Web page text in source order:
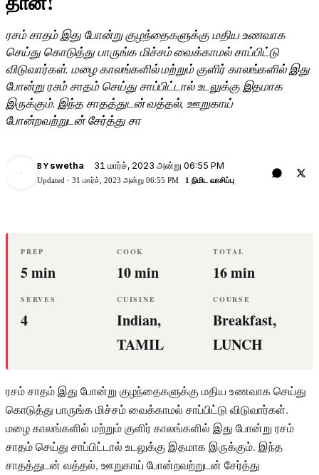
ரசம் சாதம் இது போன்று குழந்தைகளுக்கு மதிய உணவாக
செய்து கொடுத்து பாருங்க மிச்சம் வைக்காமல் சாப்பிட்டு
விடுவார்கள். மழை காலங்களில் மற்றும் குளிர் காலங்களில் இது
போன்று ரசம் சாதம் செய்து சாப்பிட்டால் உடலுக்கு இதமாக
இருக்கும். இந்த சாதத்துடன் வத்தல், ஊறுகாய்
போன்றவற்றுடன் சேர்த்து சா
S
BY swetha 31 மார்ச், 2023 அன்று 06:55 PM
Updated · 31 மார்ச், 2023 அன்று 06:55 PM 1 நிமிட வாசிப்பு
PREP
5 min
COOK
10 min
TOTAL
16 min
SERVES
4
CUISINE
Indian,
TAMIL
COURSE
Breakfast,
LUNCH
ரசம் சாதம் இது போன்று குழந்தைகளுக்கு மதிய உணவாக செய்து
கொடுத்து பாருங்க மிச்சம் வைக்காமல் சாப்பிட்டு விடுவார்கள்.
மழை காலங்களில் மற்றும் குளிர் காலங்களில் இது போன்று ரசம்
சாதம் செய்து சாப்பிட்டால் உடலுக்கு இதமாக இருக்கும். இந்த
சாதத்துடன் வத்தல், ஊறுகாய் போன்றவற்றுடன் சேர்த்து